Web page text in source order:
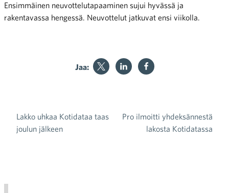
Ensimmäinen neuvottelutapaaminen sujui hyvässä ja
rakentavassa hengessä. Neuvottelut jatkuvat ensi viikolla.
Jaa:
Artikkelien selaus
Lakko uhkaa Kotidataa taas
joulun jälkeen
Pro ilmoitti yhdeksännestä
lakosta Kotidatassa